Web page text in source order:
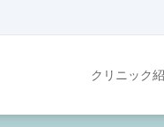
クリニック